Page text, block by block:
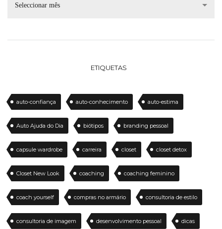
Seleccionar mês
ETIQUETAS
auto-confiança auto-conhecimento auto-estima
Auto Ajuda do Dia biótipos branding pessoal
capsule wardrobe carreira closet closet detox
Closet New Look coaching coaching feminino
coach yourself compras no armário consultoria de estilo
consultoria de imagem desenvolvimento pessoal dicas